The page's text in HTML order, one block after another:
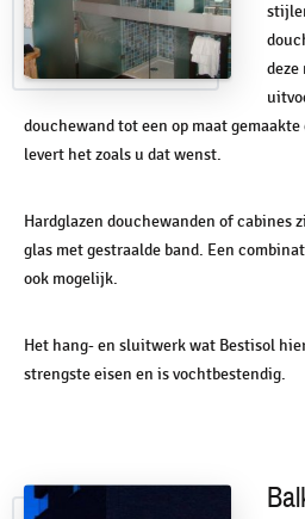
deze
douchewand tot een op maat
levert het zoals u dat wenst.
Hardglazen douchewanden of cabines
glas met gestraalde band. Een
ook mogelijk.
Het hang- en sluitwerk wat Bestisol
strengste eisen en is vochtbestendig.